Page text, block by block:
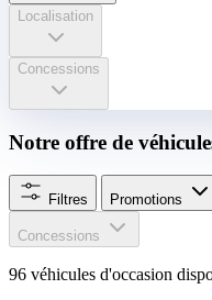
Localisation
Concessions
Notre offre de
Filtres Promotions
Concessions
96 véhicules d'occasion